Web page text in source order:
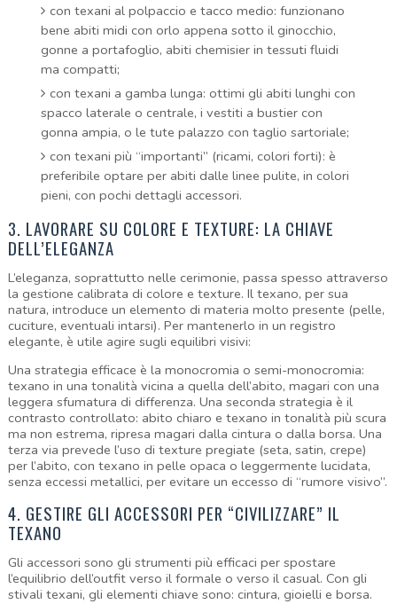
con texani al polpaccio e tacco medio: funzionano
bene abiti midi con orlo appena sotto il ginocchio,
gonne a portafoglio, abiti chemisier in tessuti fluidi
ma compatti;
con texani a gamba lunga: ottimi gli abiti lunghi con
spacco laterale o centrale, i vestiti a bustier con
gonna ampia, o le tute palazzo con taglio sartoriale;
con texani più “importanti” (ricami, colori forti): è
preferibile optare per abiti dalle linee pulite, in colori
pieni, con pochi dettagli accessori.
3. LAVORARE SU COLORE E TEXTURE: LA CHIAVE
DELL’ELEGANZA
L’eleganza, soprattutto nelle cerimonie, passa spesso attraverso
la gestione calibrata di colore e texture. Il texano, per sua
natura, introduce un elemento di materia molto presente (pelle,
cuciture, eventuali intarsi). Per mantenerlo in un registro
elegante, è utile agire sugli equilibri visivi:
Una strategia efficace è la monocromia o semi-monocromia:
texano in una tonalità vicina a quella dell’abito, magari con una
leggera sfumatura di differenza. Una seconda strategia è il
contrasto controllato: abito chiaro e texano in tonalità più scura
ma non estrema, ripresa magari dalla cintura o dalla borsa. Una
terza via prevede l’uso di texture pregiate (seta, satin, crepe)
per l’abito, con texano in pelle opaca o leggermente lucidata,
senza eccessi metallici, per evitare un eccesso di “rumore visivo”.
4. GESTIRE GLI ACCESSORI PER “CIVILIZZARE” IL
TEXANO
Gli accessori sono gli strumenti più efficaci per spostare
l’equilibrio dell’outfit verso il formale o verso il casual. Con gli
stivali texani, gli elementi chiave sono: cintura, gioielli e borsa.